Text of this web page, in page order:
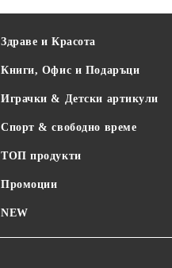
Здраве и Красота
Книги, Офис и Подаръци
Играчки & Детски артикули
Спорт & свободно време
ТОП продукти
Промоции
NEW